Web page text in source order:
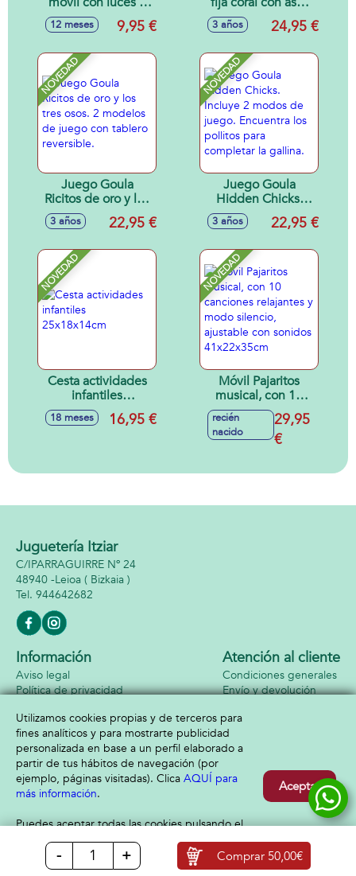
- + Comprar 50,00€
sonidos, 13x7x3
cm - Modelos
12 meses 9,95 €
para transportar
71x54x59 cm, 24
3 años 24,95 €
NOVEDAD
Juego Goula
Ricitos de oro y los
tres osos. 2
modelos de juego
reversible.
3 años 22,95 €
NOVEDAD
Juego Goula
Hidden Chicks.
Incluye 2 modos de
juego. Encuentra
completar la
gallina.
3 años 22,95 €
NOVEDAD
Cesta actividades
infantiles
25x18x14cm
18 meses 16,95 €
NOVEDAD
Móvil Pajaritos
musical, con 10
canciones
relajantes y modo
silencio, ajustable
recién
nacido
29,95
€
Juguetería Itziar
C/IPARRAGUIRRE Nº 24
48940 -Leioa ( Bizkaia )
944642682
Información
Aviso legal
Política de privacidad
Atención al cliente
Condiciones generales
Envío y devolución
Formas de pago
Utilizamos cookies propias y de terceros para
fines analíticos y para mostrarte publicidad
personalizada en base a un perfil elaborado a
partir de tus hábitos de navegación (por
ejemplo, páginas visitadas). Clica AQUÍ para
más información.
Puedes aceptar todas las cookies pulsando el
botón “Aceptar” o configurarlas o rechazar su
uso clicando
AQUÍ
Aceptar